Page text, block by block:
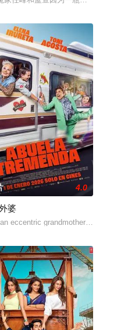
《吟龙决》，要得两把神剑，必要先
异常高效率的搭档，于是两人联手
院10号癌症病房做“心理干预”。与
4.0
婆
eccentric grandmother, gets by